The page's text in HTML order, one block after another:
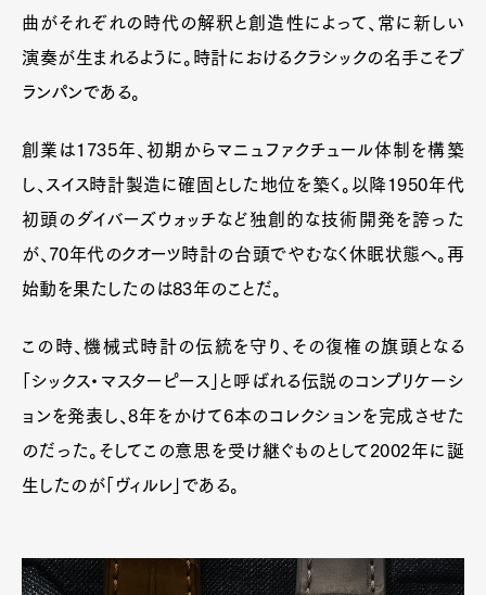
曲がそれぞれの時代の解釈と創造性によって、常に新しい
演奏が生まれるように。時計におけるクラシックの名手こそブ
ランパンである。
創業は1735年、初期からマニュファクチュール体制を構築
し、スイス時計製造に確固とした地位を築く。以降1950年代
初頭のダイバーズウォッチなど独創的な技術開発を誇った
が、70年代のクオーツ時計の台頭でやむなく休眠状態へ。再
始動を果たしたのは83年のことだ。
この時、機械式時計の伝統を守り、その復権の旗頭となる
「シックス・マスターピース」と呼ばれる伝説のコンプリケーシ
ョンを発表し、8年をかけて6本のコレクションを完成させた
のだった。そしてこの意思を受け継ぐものとして2002年に誕
生したのが「ヴィルレ」である。